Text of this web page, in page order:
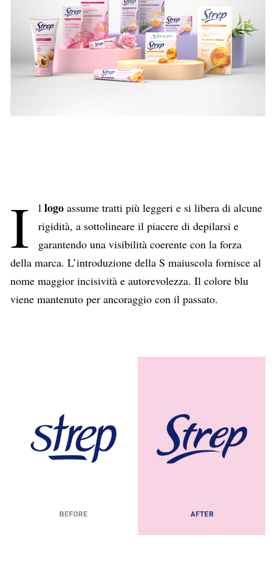
I llogo assume tratti più leggeri e si libera di alcune
rigidità, a sottolineare il piacere di depilarsi e
garantendo una visibilità coerente con la forza
della marca. L’introduzione della S maiuscola fornisce al
nome maggior incisività e autorevolezza. Il colore blu
viene mantenuto per ancoraggio con il passato.